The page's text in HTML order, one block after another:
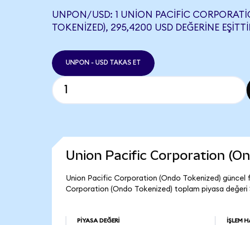
UNPON/USD: 1 UNION PACIFIC
TOKENIZED), 295,4200 USD DEĞERINE
UNPON - USD TAKAS ET
Union Pacific Corporation
Union Pacific Corporation (Ondo Tokenized) güncel
Corporation (Ondo Tokenized) toplam piyasa değeri
PIYASA DEĞERI İŞLEM